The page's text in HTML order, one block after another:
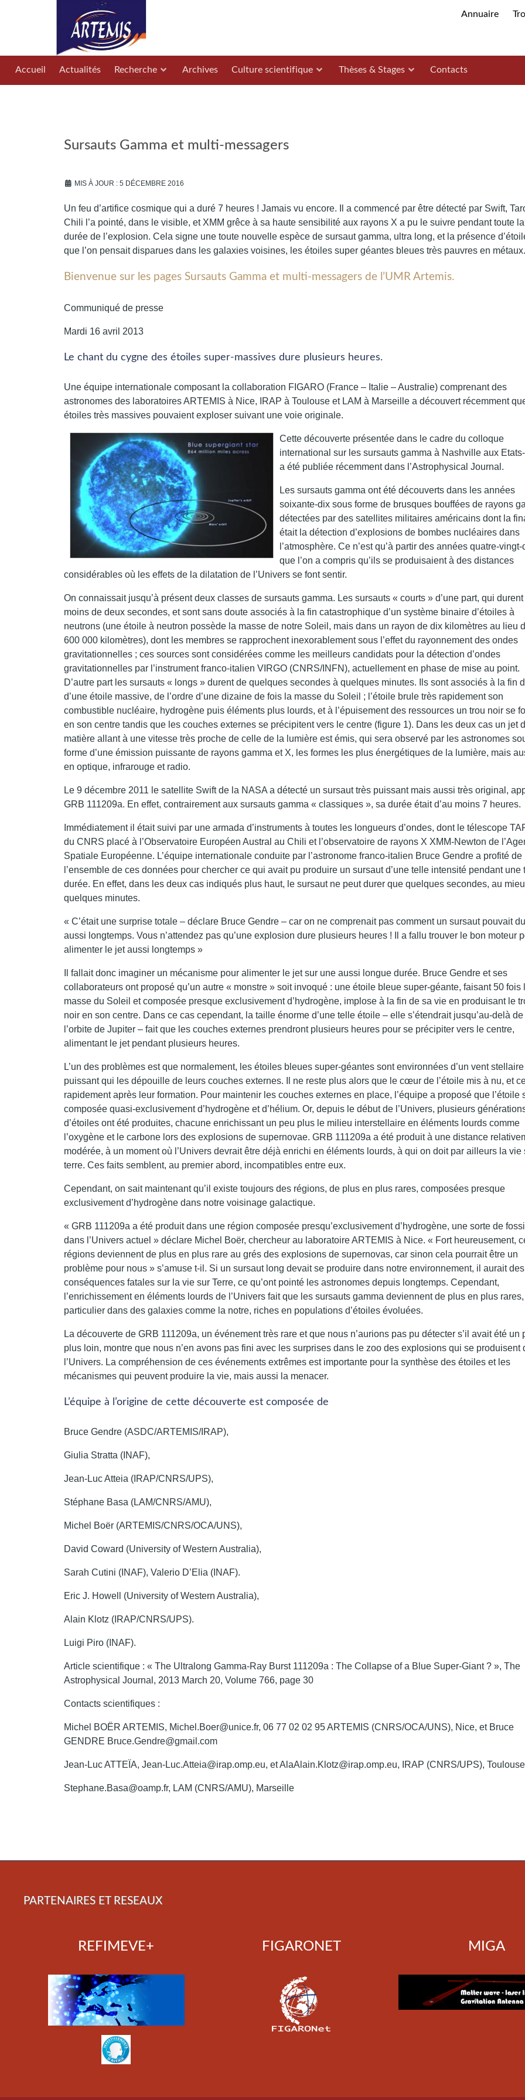
Annuaire
Accueil Actualités Recherche Archives Culture scientifique Thèses & Stages Contacts
Sursauts Gamma et multi-messagers
MIS À JOUR : 5 DÉCEMBRE 2016
Un feu d’artifice cosmique qui a duré 7 heures ! Jamais vu encore. Il a commencé par être détecté par Swift,
Chili l’a pointé, dans le visible, et XMM grêce à sa haute sensibilité aux rayons X a pu le suivre pendant toute la
durée de l’explosion. Cela signe une toute nouvelle espèce de sursaut gamma, ultra long, et la présence
que l’on pensait disparues dans les galaxies voisines, les étoiles super géantes bleues très pauvres en métaux.
Bienvenue sur les pages Sursauts Gamma et multi-messagers de l’UMR Artemis.
Communiqué de presse
Mardi 16 avril 2013
Le chant du cygne des étoiles super-massives dure plusieurs heures.
Une équipe internationale composant la collaboration FIGARO (France – Italie – Australie) comprenant des
astronomes des laboratoires ARTEMIS à Nice, IRAP à Toulouse et LAM à Marseille a découvert récemment
étoiles très massives pouvaient exploser suivant une voie originale.
Cette découverte présentée dans le cadre du colloque
international sur les sursauts gamma à Nashville aux
a été publiée récemment dans l’Astrophysical Journal.
Les sursauts gamma ont été découverts dans les années
soixante-dix sous forme de brusques bouffées de rayons
détectées par des satellites militaires américains dont la
était la détection d’explosions de bombes nucléaires dans
l’atmosphère. Ce n’est qu’à partir des années quatre-vingt-
que l’on a compris qu’ils se produisaient à des distances
considérables où les effets de la dilatation de l’Univers se font sentir.
On connaissait jusqu’à présent deux classes de sursauts gamma. Les sursauts « courts » d’une part, qui durent
moins de deux secondes, et sont sans doute associés à la fin catastrophique d’un système binaire d’étoiles à
neutrons (une étoile à neutron possède la masse de notre Soleil, mais dans un rayon de dix kilomètres au lieu
600 000 kilomètres), dont les membres se rapprochent inexorablement sous l’effet du rayonnement des ondes
gravitationnelles ; ces sources sont considérées comme les meilleurs candidats pour la détection d’ondes
gravitationnelles par l’instrument franco-italien VIRGO (CNRS/INFN), actuellement en phase de mise au point.
D’autre part les sursauts « longs » durent de quelques secondes à quelques minutes. Ils sont associés à la fin
d’une étoile massive, de l’ordre d’une dizaine de fois la masse du Soleil ; l’étoile brule très rapidement son
combustible nucléaire, hydrogène puis éléments plus lourds, et à l’épuisement des ressources un trou noir se
en son centre tandis que les couches externes se précipitent vers le centre (figure 1). Dans les deux cas un jet
matière allant à une vitesse très proche de celle de la lumière est émis, qui sera observé par les astronomes
forme d’une émission puissante de rayons gamma et X, les formes les plus énergétiques de la lumière, mais
en optique, infrarouge et radio.
Le 9 décembre 2011 le satellite Swift de la NASA a détecté un sursaut très puissant mais aussi très original,
GRB 111209a. En effet, contrairement aux sursauts gamma « classiques », sa durée était d’au moins 7 heures.
Immédiatement il était suivi par une armada d’instruments à toutes les longueurs d’ondes, dont le télescope
du CNRS placé à l’Observatoire Européen Austral au Chili et l’observatoire de rayons X XMM-Newton de
Spatiale Européenne. L’équipe internationale conduite par l’astronome franco-italien Bruce Gendre a profité de
l’ensemble de ces données pour chercher ce qui avait pu produire un sursaut d’une telle intensité pendant une
durée. En effet, dans les deux cas indiqués plus haut, le sursaut ne peut durer que quelques secondes, au
quelques minutes.
« C’était une surprise totale – déclare Bruce Gendre – car on ne comprenait pas comment un sursaut pouvait
aussi longtemps. Vous n’attendez pas qu’une explosion dure plusieurs heures ! Il a fallu trouver le bon moteur
alimenter le jet aussi longtemps »
Il fallait donc imaginer un mécanisme pour alimenter le jet sur une aussi longue durée. Bruce Gendre et ses
collaborateurs ont proposé qu’un autre « monstre » soit invoqué : une étoile bleue super-géante, faisant 50 fois
masse du Soleil et composée presque exclusivement d’hydrogène, implose à la fin de sa vie en produisant le
noir en son centre. Dans ce cas cependant, la taille énorme d’une telle étoile – elle s’étendrait jusqu’au-delà de
l’orbite de Jupiter – fait que les couches externes prendront plusieurs heures pour se précipiter vers le centre,
alimentant le jet pendant plusieurs heures.
L’un des problèmes est que normalement, les étoiles bleues super-géantes sont environnées d’un vent
puissant qui les dépouille de leurs couches externes. Il ne reste plus alors que le cœur de l’étoile mis à nu, et
rapidement après leur formation. Pour maintenir les couches externes en place, l’équipe a proposé que l’étoile
composée quasi-exclusivement d’hydrogène et d’hélium. Or, depuis le début de l’Univers, plusieurs
d’étoiles ont été produites, chacune enrichissant un peu plus le milieu interstellaire en éléments lourds comme
l’oxygène et le carbone lors des explosions de supernovae. GRB 111209a a été produit à une distance
modérée, à un moment où l’Univers devrait être déjà enrichi en éléments lourds, à qui on doit par ailleurs la vie
terre. Ces faits semblent, au premier abord, incompatibles entre eux.
Cependant, on sait maintenant qu’il existe toujours des régions, de plus en plus rares, composées presque
exclusivement d’hydrogène dans notre voisinage galactique.
« GRB 111209a a été produit dans une région composée presqu’exclusivement d’hydrogène, une sorte de
dans l’Univers actuel » déclare Michel Boër, chercheur au laboratoire ARTEMIS à Nice. « Fort heureusement,
régions deviennent de plus en plus rare au grés des explosions de supernovas, car sinon cela pourrait être un
problème pour nous » s’amuse t-il. Si un sursaut long devait se produire dans notre environnement, il aurait des
conséquences fatales sur la vie sur Terre, ce qu’ont pointé les astronomes depuis longtemps. Cependant,
l’enrichissement en éléments lourds de l’Univers fait que les sursauts gamma deviennent de plus en plus
particulier dans des galaxies comme la notre, riches en populations d’étoiles évoluées.
La découverte de GRB 111209a, un événement très rare et que nous n’aurions pas pu détecter s’il avait été un
plus loin, montre que nous n’en avons pas fini avec les surprises dans le zoo des explosions qui se produisent
l’Univers. La compréhension de ces événements extrêmes est importante pour la synthèse des étoiles et les
mécanismes qui peuvent produire la vie, mais aussi la menacer.
L’équipe à l’origine de cette découverte est composée de
Bruce Gendre (ASDC/ARTEMIS/IRAP),
Giulia Stratta (INAF),
Jean-Luc Atteia (IRAP/CNRS/UPS),
Stéphane Basa (LAM/CNRS/AMU),
Michel Boër (ARTEMIS/CNRS/OCA/UNS),
David Coward (University of Western Australia),
Sarah Cutini (INAF), Valerio D’Elia (INAF).
Eric J. Howell (University of Western Australia),
Alain Klotz (IRAP/CNRS/UPS).
Luigi Piro (INAF).
Article scientifique : « The Ultralong Gamma-Ray Burst 111209a : The Collapse of a Blue Super-Giant ? », The
Astrophysical Journal, 2013 March 20, Volume 766, page 30
Contacts scientifiques :
Michel BOËR ARTEMIS, Michel.Boer@unice.fr, 06 77 02 02 95 ARTEMIS (CNRS/OCA/UNS), Nice, et Bruce
GENDRE Bruce.Gendre@gmail.com
Jean-Luc ATTEÏA, Jean-Luc.Atteia@irap.omp.eu, et AlaAlain.Klotz@irap.omp.eu, IRAP (CNRS/UPS), Toulouse
Stephane.Basa@oamp.fr, LAM (CNRS/AMU), Marseille
PARTENAIRES ET RESEAUX
REFIMEVE+ FIGARONET MIGA